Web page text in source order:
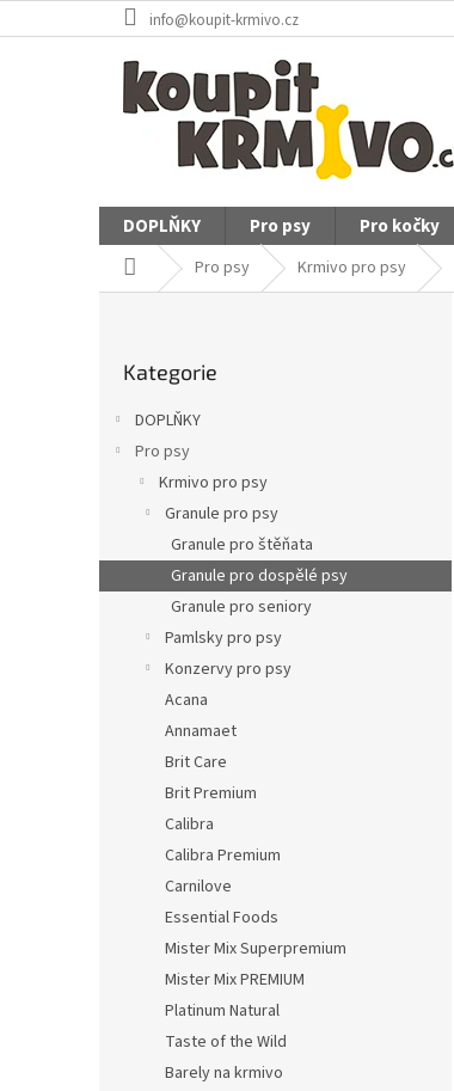
na
info@koupit-krmivo.cz
DOPLŇKY Pro psy Pro kočky
Domů Pro psy Krmivo pro psy
a
n
kategorie
Kategorie
DOPLŇKY
Pro psy
Krmivo pro psy
Granule pro psy
Granule pro štěňata
Granule pro dospělé psy
Granule pro seniory
Pamlsky pro psy
Konzervy pro psy
Acana
Annamaet
Brit Care
Brit Premium
Calibra
Calibra Premium
Carnilove
Essential Foods
Mister Mix Superpremium
Mister Mix PREMIUM
Platinum Natural
Taste of the Wild
Barely na krmivo